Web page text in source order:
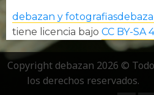
debazan y
tiene licencia bajo CC BY-SA
Copyright debazan 2026 ©
los derechos reservados.